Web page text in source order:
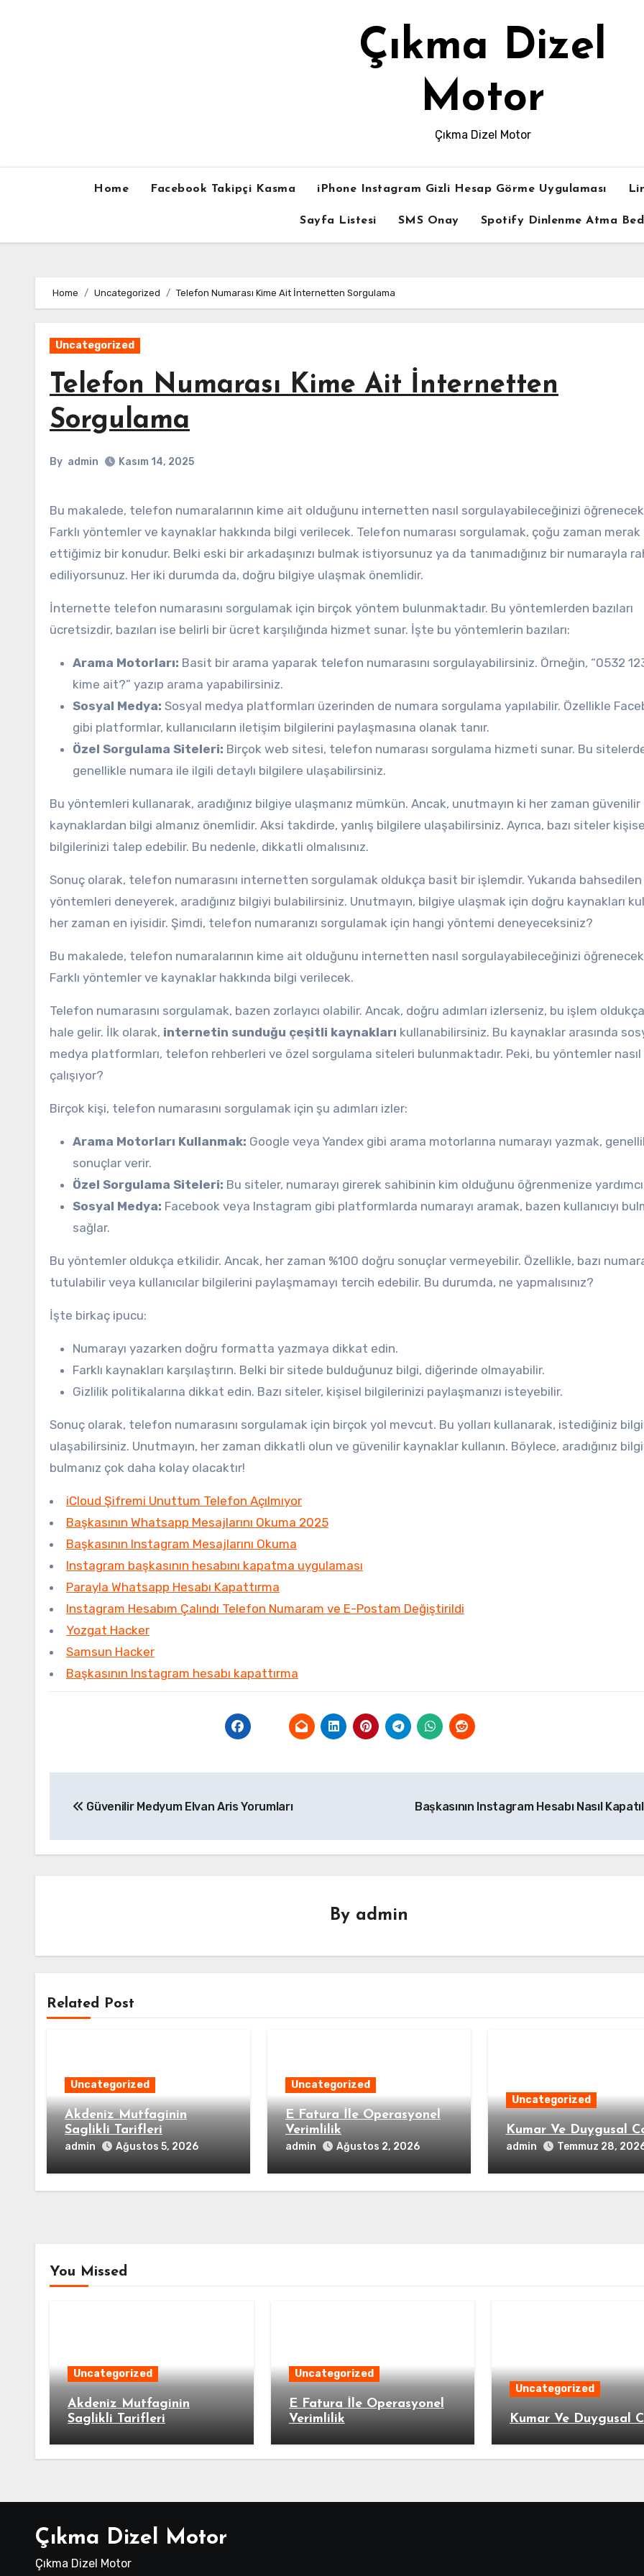
Çıkma Dizel
Motor
Çıkma Dizel Motor
Home Facebook Takipçi Kasma iPhone Instagram Gizli Hesap Görme Uygulaması
Sayfa Listesi SMS Onay Spotify Dinlenme Atma
Home Uncategorized Telefon Numarası Kime Ait İnternetten Sorgulama
Uncategorized
Telefon Numarası Kime Ait İnternetten
Sorgulama
By admin Kasım 14, 2025
Bu makalede, telefon numaralarının kime ait olduğunu internetten nasıl sorgulayabileceğinizi öğreneceksiniz.
Farklı yöntemler ve kaynaklar hakkında bilgi verilecek. Telefon numarası sorgulamak, çoğu zaman merak
ettiğimiz bir konudur. Belki eski bir arkadaşınızı bulmak istiyorsunuz ya da tanımadığınız bir numarayla
ediliyorsunuz. Her iki durumda da, doğru bilgiye ulaşmak önemlidir.
İnternette telefon numarasını sorgulamak için birçok yöntem bulunmaktadır. Bu yöntemlerden bazıları
ücretsizdir, bazıları ise belirli bir ücret karşılığında hizmet sunar. İşte bu yöntemlerin bazıları:
Arama Motorları: Basit bir arama yaparak telefon numarasını sorgulayabilirsiniz. Örneğin, “0532
kime ait?” yazıp arama yapabilirsiniz.
Sosyal Medya: Sosyal medya platformları üzerinden de numara sorgulama yapılabilir. Özellikle
gibi platformlar, kullanıcıların iletişim bilgilerini paylaşmasına olanak tanır.
Özel Sorgulama Siteleri: Birçok web sitesi, telefon numarası sorgulama hizmeti sunar. Bu
genellikle numara ile ilgili detaylı bilgilere ulaşabilirsiniz.
Bu yöntemleri kullanarak, aradığınız bilgiye ulaşmanız mümkün. Ancak, unutmayın ki her zaman güvenilir
kaynaklardan bilgi almanız önemlidir. Aksi takdirde, yanlış bilgilere ulaşabilirsiniz. Ayrıca, bazı siteler
bilgilerinizi talep edebilir. Bu nedenle, dikkatli olmalısınız.
Sonuç olarak, telefon numarasını internetten sorgulamak oldukça basit bir işlemdir. Yukarıda bahsedilen
yöntemleri deneyerek, aradığınız bilgiyi bulabilirsiniz. Unutmayın, bilgiye ulaşmak için doğru kaynakları
her zaman en iyisidir. Şimdi, telefon numaranızı sorgulamak için hangi yöntemi deneyeceksiniz?
Bu makalede, telefon numaralarının kime ait olduğunu internetten nasıl sorgulayabileceğinizi
Farklı yöntemler ve kaynaklar hakkında bilgi verilecek.
Telefon numarasını sorgulamak, bazen zorlayıcı olabilir. Ancak, doğru adımları izlerseniz, bu işlem
hale gelir. İlk olarak, internetin sunduğu çeşitli kaynakları kullanabilirsiniz. Bu kaynaklar arasında
medya platformları, telefon rehberleri ve özel sorgulama siteleri bulunmaktadır. Peki, bu yöntemler nasıl
çalışıyor?
Birçok kişi, telefon numarasını sorgulamak için şu adımları izler:
Arama Motorları Kullanmak: Google veya Yandex gibi arama motorlarına numarayı yazmak,
sonuçlar verir.
Özel Sorgulama Siteleri: Bu siteler, numarayı girerek sahibinin kim olduğunu öğrenmenize
Sosyal Medya: Facebook veya Instagram gibi platformlarda numarayı aramak, bazen kullanıcıyı
sağlar.
Bu yöntemler oldukça etkilidir. Ancak, her zaman %100 doğru sonuçlar vermeyebilir. Özellikle, bazı
tutulabilir veya kullanıcılar bilgilerini paylaşmamayı tercih edebilir. Bu durumda, ne yapmalısınız?
İşte birkaç ipucu:
Numarayı yazarken doğru formatta yazmaya dikkat edin.
Farklı kaynakları karşılaştırın. Belki bir sitede bulduğunuz bilgi, diğerinde olmayabilir.
Gizlilik politikalarına dikkat edin. Bazı siteler, kişisel bilgilerinizi paylaşmanızı isteyebilir.
Sonuç olarak, telefon numarasını sorgulamak için birçok yol mevcut. Bu yolları kullanarak, istediğiniz
ulaşabilirsiniz. Unutmayın, her zaman dikkatli olun ve güvenilir kaynaklar kullanın. Böylece, aradığınız
bulmanız çok daha kolay olacaktır!
iCloud Şifremi Unuttum Telefon Açılmıyor
Başkasının Whatsapp Mesajlarını Okuma 2025
Başkasının Instagram Mesajlarını Okuma
Instagram başkasının hesabını kapatma uygulaması
Parayla Whatsapp Hesabı Kapattırma
Instagram Hesabım Çalındı Telefon Numaram ve E-Postam Değiştirildi
Yozgat Hacker
Samsun Hacker
Başkasının Instagram hesabı kapattırma
gezinmesi
Güvenilir Medyum Elvan Aris Yorumları Başkasının Instagram Hesabı Nasıl
By admin
Related Post
Uncategorized
Akdeniz Mutfaginin
Saglikli Tarifleri
admin Ağustos 5, 2026
Uncategorized
E Fatura İle Operasyonel
Verimlilik
admin Ağustos 2, 2026
Uncategorized
Kumar Ve Duygusal
admin Temmuz 28,
You Missed
Uncategorized
Akdeniz Mutfaginin
Saglikli Tarifleri
Uncategorized
E Fatura İle Operasyonel
Verimlilik
Uncategorized
Kumar Ve Duygusal
Çıkma Dizel Motor
Çıkma Dizel Motor